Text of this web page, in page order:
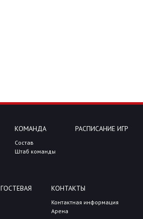
КОМАНДА
Состав
Штаб команды
РАСПИСАНИЕ ИГР
ГОСТЕВАЯ КОНТАКТЫ
Контактная информация
Арена